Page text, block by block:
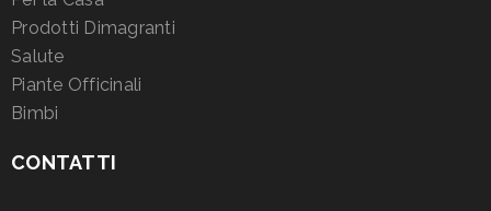
Prodotti Dimagranti
Salute
Piante Officinali
Bimbi
CONTATTI